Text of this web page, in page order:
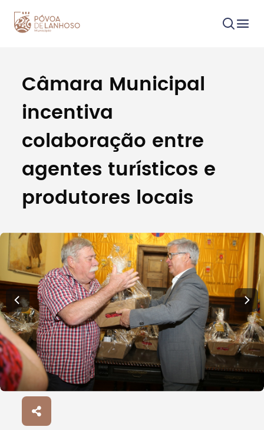
Procurar
Tipo de conteúdo
Filtros
Câmara Municipal
incentiva
colaboração entre
agentes turísticos e
produtores locais